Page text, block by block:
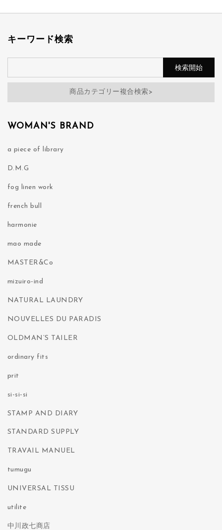
キーワード検索
商品カテゴリー複合検索>
WOMAN'S BRAND
a piece of library
D.M.G
fog linen work
french bull
harmonie
mao made
MASTER&Co
mizuiro-ind
NATURAL LAUNDRY
NOUVELLES DU PARADIS
OLDMAN’S TAILER
ordinary fits
prit
si-si-si
STAMP AND DIARY
STANDARD SUPPLY
TRAVAIL MANUEL
tumugu
UNIVERSAL TISSU
utilite
中川政七商店